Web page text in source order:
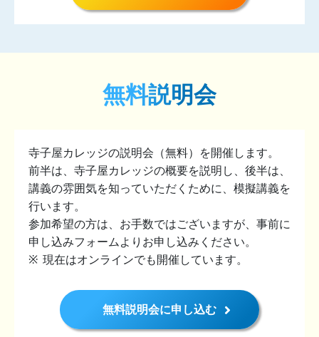
無料説明会
寺子屋カレッジの説明会（無料）を開催します。
前半は、寺子屋カレッジの概要を説明し、後半は、
講義の雰囲気を知っていただくために、模擬講義を
行います。
参加希望の方は、お手数ではございますが、事前に
申し込みフォームよりお申し込みください。
現在はオンラインでも開催しています。
無料説明会に申し込む